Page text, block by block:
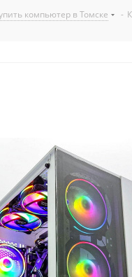
компьютер в Томске -